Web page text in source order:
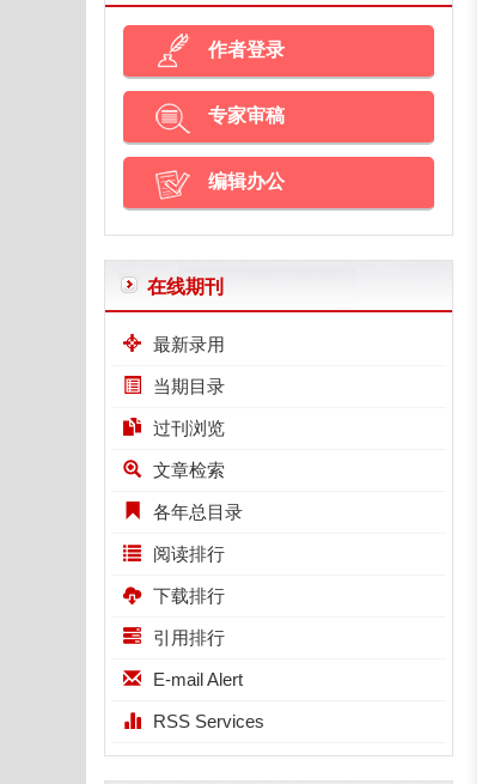
作者登录
专家审稿
编辑办公
在线期刊
最新录用
当期目录
过刊浏览
文章检索
各年总目录
阅读排行
下载排行
引用排行
E-mail Alert
RSS Services